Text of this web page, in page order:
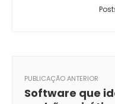
PUBLICAÇÃO ANTERIOR
Software que